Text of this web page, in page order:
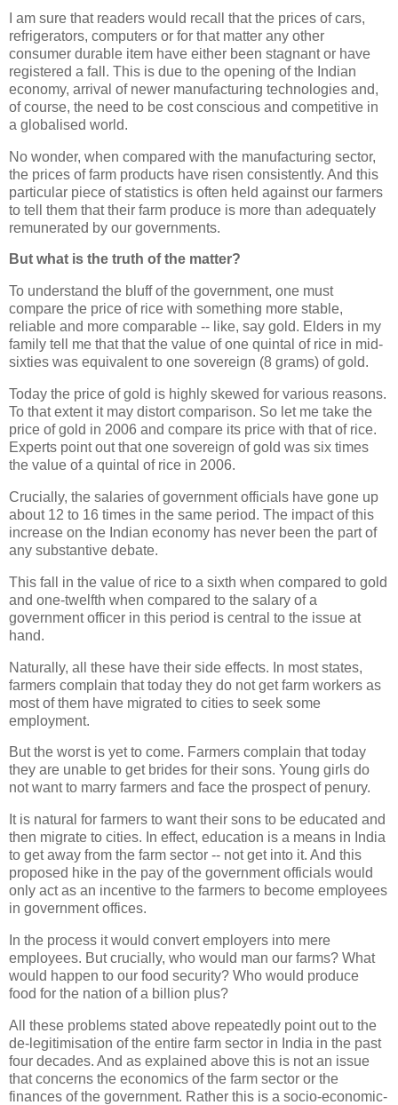
I am sure that readers would recall that the prices of cars,
refrigerators, computers or for that matter any other
consumer durable item have either been stagnant or have
registered a fall. This is due to the opening of the Indian
economy, arrival of newer manufacturing technologies and,
of course, the need to be cost conscious and competitive in
a globalised world.
No wonder, when compared with the manufacturing sector,
the prices of farm products have risen consistently. And this
particular piece of statistics is often held against our farmers
to tell them that their farm produce is more than adequately
remunerated by our governments.
But what is the truth of the matter?
To understand the bluff of the government, one must
compare the price of rice with something more stable,
reliable and more comparable -- like, say gold. Elders in my
family tell me that that the value of one quintal of rice in mid-
sixties was equivalent to one sovereign (8 grams) of gold.
Today the price of gold is highly skewed for various reasons.
To that extent it may distort comparison. So let me take the
price of gold in 2006 and compare its price with that of rice.
Experts point out that one sovereign of gold was six times
the value of a quintal of rice in 2006.
Crucially, the salaries of government officials have gone up
about 12 to 16 times in the same period. The impact of this
increase on the Indian economy has never been the part of
any substantive debate.
This fall in the value of rice to a sixth when compared to gold
and one-twelfth when compared to the salary of a
government officer in this period is central to the issue at
hand.
Naturally, all these have their side effects. In most states,
farmers complain that today they do not get farm workers as
most of them have migrated to cities to seek some
employment.
But the worst is yet to come. Farmers complain that today
they are unable to get brides for their sons. Young girls do
not want to marry farmers and face the prospect of penury.
It is natural for farmers to want their sons to be educated and
then migrate to cities. In effect, education is a means in India
to get away from the farm sector -- not get into it. And this
proposed hike in the pay of the government officials would
only act as an incentive to the farmers to become employees
in government offices.
In the process it would convert employers into mere
employees. But crucially, who would man our farms? What
would happen to our food security? Who would produce
food for the nation of a billion plus?
All these problems stated above repeatedly point out to the
de-legitimisation of the entire farm sector in India in the past
four decades. And as explained above this is not an issue
that concerns the economics of the farm sector or the
finances of the government. Rather this is a socio-economic-